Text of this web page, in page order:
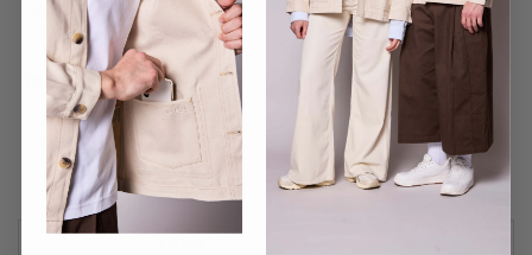
Stor skuldertaske/ Beige/
Ultimo Design
847,50 DKK 1.695,00 DKK
Læg i kurv